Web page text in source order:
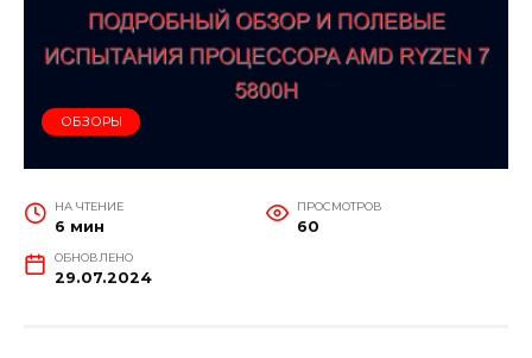
ОБЗОРЫ
НА ЧТЕНИЕ
6 мин
ПРОСМОТРОВ
60
ОБНОВЛЕНО
29.07.2024